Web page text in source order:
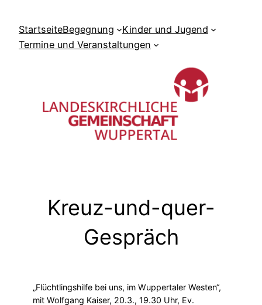
Inhalt
springen
StartseiteBegegnung
Kinder und Jugend
Termine und Veranstaltungen
Kreuz-und-quer-
Gespräch
„Flüchtlingshilfe bei uns, im Wuppertaler Westen“,
mit Wolfgang Kaiser, 20.3., 19.30 Uhr, Ev.